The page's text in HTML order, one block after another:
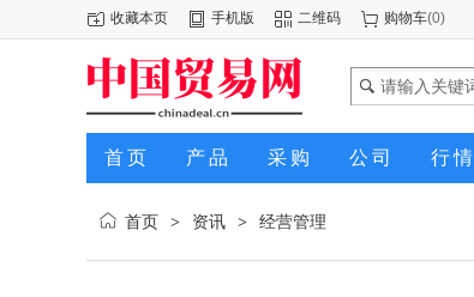
收藏本页 手机版 二维码 购物车(0)
首页 产品 采购 公司 行情
首页 > 资讯 > 经营管理